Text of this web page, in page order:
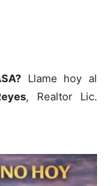
Llame hoy al
, Realtor Lic.